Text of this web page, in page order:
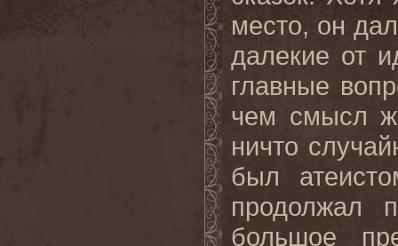
место, он
далекие от
главные
чем смысл
ничто
был
продолжал
большое